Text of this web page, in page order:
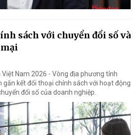
sách với chuyển đổi số và
Việt Nam 2026 - Vòng địa phương tỉnh
gắn kết đối thoại chính sách với hoạt động
đổi số của doanh nghiệp.